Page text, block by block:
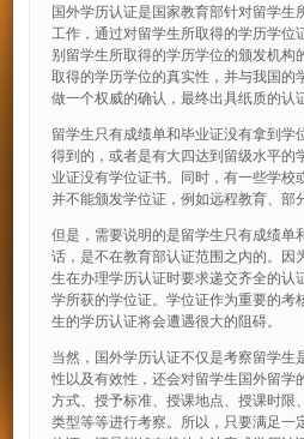
国外学历认证是国家教育部针对留学生
工作，通过对留学生所取得的学历学位
别留学生所取得的学历学位的颁发机构
取得的学历学位的真实性，并与我国的
做一个权威的确认，最终出具纸质的认
留学生只有成绩单和毕业证没有拿到学
得到的，或者是有大四达到留级水平的
业证没有学位证书。同时，有一些学校
并不能颁发学位证，例如远程教育、部
但是，需要说明的是留学生只有成绩单
话，是不在教育部认证范围之内的。因
生在办理学历认证时要求递交齐全的认
学所获的学位证。学位证作为重要的考
生的学历认证将会遭遇很大的阻碍。
当然，国外学历认证不仅是考察留学生
性以及有效性，还会对留学生国外留学
方式、授予标准、授课地点、授课时限
类型等等进行考察。所以，只要满足一